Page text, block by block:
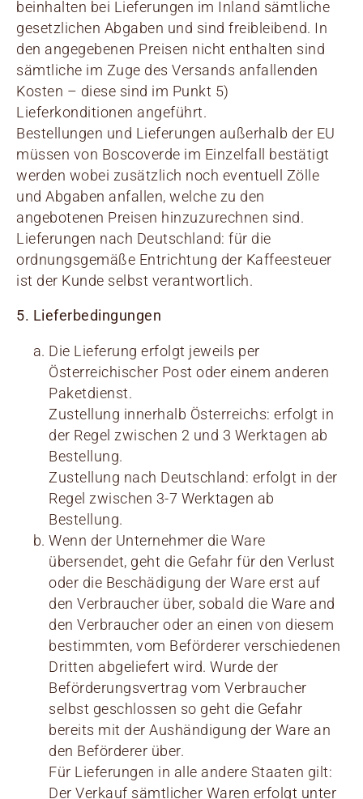
beinhalten bei Lieferungen im Inland sämtliche
gesetzlichen Abgaben und sind freibleibend. In
den angegebenen Preisen nicht enthalten sind
sämtliche im Zuge des Versands anfallenden
Kosten – diese sind im Punkt 5)
Lieferkonditionen angeführt.
Bestellungen und Lieferungen außerhalb der EU
müssen von Boscoverde im Einzelfall bestätigt
werden wobei zusätzlich noch eventuell Zölle
und Abgaben anfallen, welche zu den
angebotenen Preisen hinzuzurechnen sind.
Lieferungen nach Deutschland: für die
ordnungsgemäße Entrichtung der Kaffeesteuer
ist der Kunde selbst verantwortlich.
5. Lieferbedingungen
Die Lieferung erfolgt jeweils per
Österreichischer Post oder einem anderen
Paketdienst.
Zustellung innerhalb Österreichs: erfolgt in
der Regel zwischen 2 und 3 Werktagen ab
Bestellung.
Zustellung nach Deutschland: erfolgt in der
Regel zwischen 3-7 Werktagen ab
Bestellung.
Wenn der Unternehmer die Ware
übersendet, geht die Gefahr für den Verlust
oder die Beschädigung der Ware erst auf
den Verbraucher über, sobald die Ware and
den Verbraucher oder an einen von diesem
bestimmten, vom Beförderer verschiedenen
Dritten abgeliefert wird. Wurde der
Beförderungsvertrag vom Verbraucher
selbst geschlossen so geht die Gefahr
bereits mit der Aushändigung der Ware an
den Beförderer über.
Für Lieferungen in alle andere Staaten gilt:
Der Verkauf sämtlicher Waren erfolgt unter